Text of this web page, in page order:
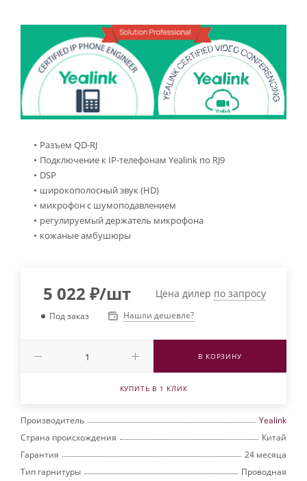
Разъем QD-RJ
Подключение к IP-телефонам Yealink по RJ9
DSP
широкополосный звук (HD)
микрофон с шумоподавлением
регулируемый держатель микрофона
кожаные амбушюры
5 022 ₽/шт Цена дилер по запросу
Под заказ Нашли дешевле?
В КОРЗИНУ
КУПИТЬ В 1 КЛИК
Производитель
Yealink
Страна происхождения
Китай
Гарантия
24 месяца
Тип гарнитуры
Проводная